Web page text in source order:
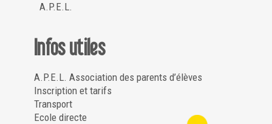
A.P.E.L.
Infos utiles
A.P.E.L. Association des parents d’élèves
Inscription et tarifs
Transport
Ecole directe